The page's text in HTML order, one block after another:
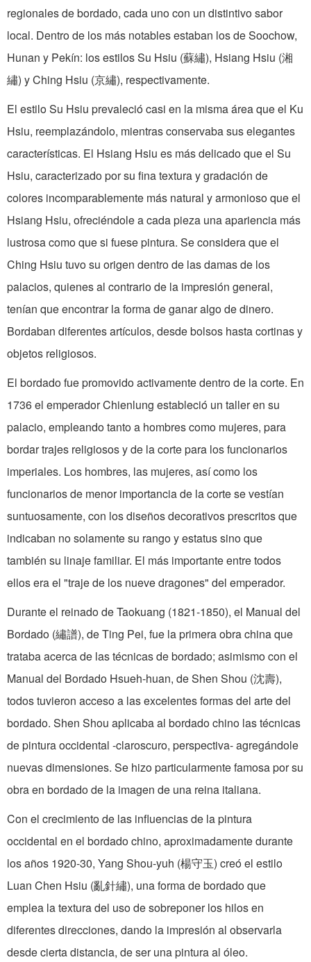
regionales de bordado, cada uno con un distintivo sabor
local. Dentro de los más notables estaban los de Soochow,
Hunan y Pekín: los estilos Su Hsiu (蘇繡), Hsiang Hsiu (湘
繡) y Ching Hsiu (京繡), respectivamente.
El estilo Su Hsiu prevaleció casi en la misma área que el Ku
Hsiu, reemplazándolo, mientras conservaba sus elegantes
características. El Hsiang Hsiu es más delicado que el Su
Hsiu, caracterizado por su fina textura y gradación de
colores incomparablemente más natural y armonioso que el
Hsiang Hsiu, ofreciéndole a cada pieza una apariencia más
lustrosa como que si fuese pintura. Se considera que el
Ching Hsiu tuvo su origen dentro de las damas de los
palacios, quienes al contrario de la impresión general,
tenían que encontrar la forma de ganar algo de dinero.
Bordaban diferentes artículos, desde bolsos hasta cortinas y
objetos religiosos.
El bordado fue promovido activamente dentro de la corte. En
1736 el emperador Chienlung estableció un taller en su
palacio, empleando tanto a hombres como mujeres, para
bordar trajes religiosos y de la corte para los funcionarios
imperiales. Los hombres, las mujeres, así como los
funcionarios de menor importancia de la corte se vestían
suntuosamente, con los diseños decorativos prescritos que
indicaban no solamente su rango y estatus sino que
también su linaje familiar. El más importante entre todos
ellos era el "traje de los nueve dragones" del emperador.
Durante el reinado de Taokuang (1821-1850), el Manual del
Bordado (繡譜), de Ting Pei, fue la primera obra china que
trataba acerca de las técnicas de bordado; asimismo con el
Manual del Bordado Hsueh-huan, de Shen Shou (沈壽),
todos tuvieron acceso a las excelentes formas del arte del
bordado. Shen Shou aplicaba al bordado chino las técnicas
de pintura occidental -claroscuro, perspectiva- agregándole
nuevas dimensiones. Se hizo particularmente famosa por su
obra en bordado de la imagen de una reina italiana.
Con el crecimiento de las influencias de la pintura
occidental en el bordado chino, aproximadamente durante
los años 1920-30, Yang Shou-yuh (楊守玉) creó el estilo
Luan Chen Hsiu (亂針繡), una forma de bordado que
emplea la textura del uso de sobreponer los hilos en
diferentes direcciones, dando la impresión al observarla
desde cierta distancia, de ser una pintura al óleo.